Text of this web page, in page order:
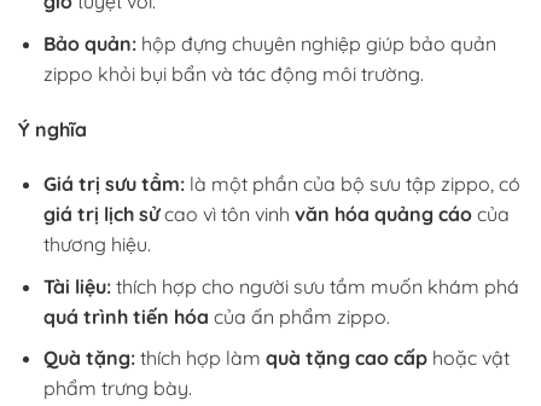
Bảo quản:hộp đựng chuyên nghiệp giúp bảo quản
zippo khỏi bụi bẩn và tác động môi trường.
Ý nghĩa
Giá trị sưu tầm:là một phần của bộ sưu tập zippo, có
giá trị lịch sửcao vì tôn vinh văn hóa quảng cáocủa
thương hiệu.
Tài liệu:thích hợp cho người sưu tầm muốn khám phá
quá trình tiến hóa của ấn phẩm zippo.
Quà tặng:thích hợp làm quà tặng cao cấphoặc vật
phẩm trưng bày.